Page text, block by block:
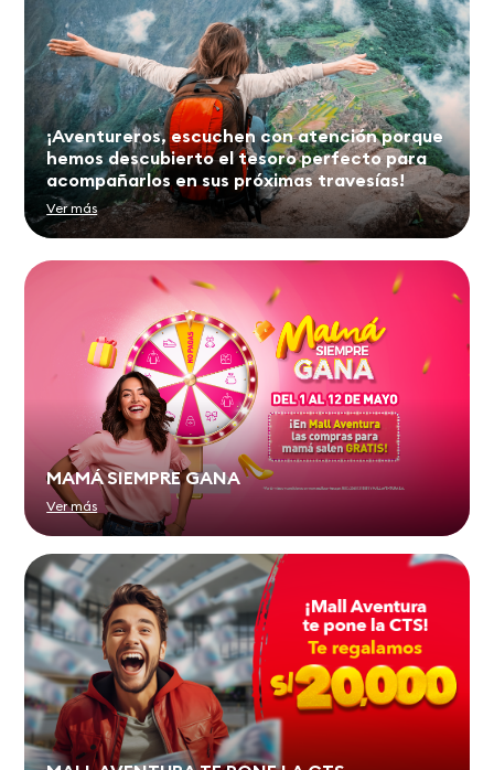
¡Aventureros, escuchen con atención porque
hemos descubierto el tesoro perfecto para
acompañarlos en sus próximas travesías! ️
Ver más
MAMÁ SIEMPRE GANA
Ver más